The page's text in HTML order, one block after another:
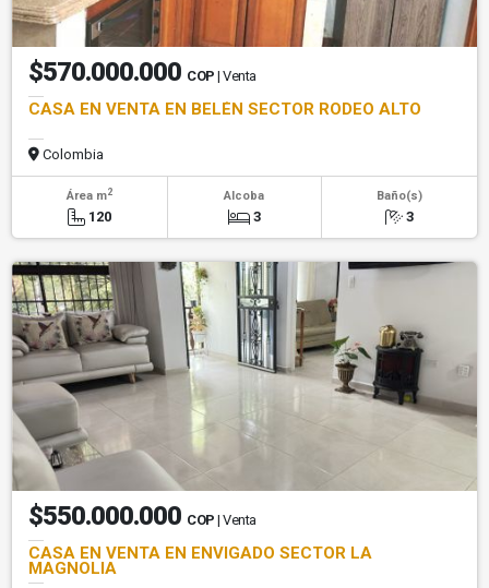
$570.000.000 COP | Venta
CASA EN VENTA EN BELÉN SECTOR RODEO ALTO
Colombia
Área m2
120
Alcoba
3
Baño(s)
3
$550.000.000 COP | Venta
CASA EN VENTA EN ENVIGADO SECTOR LA
MAGNOLIA